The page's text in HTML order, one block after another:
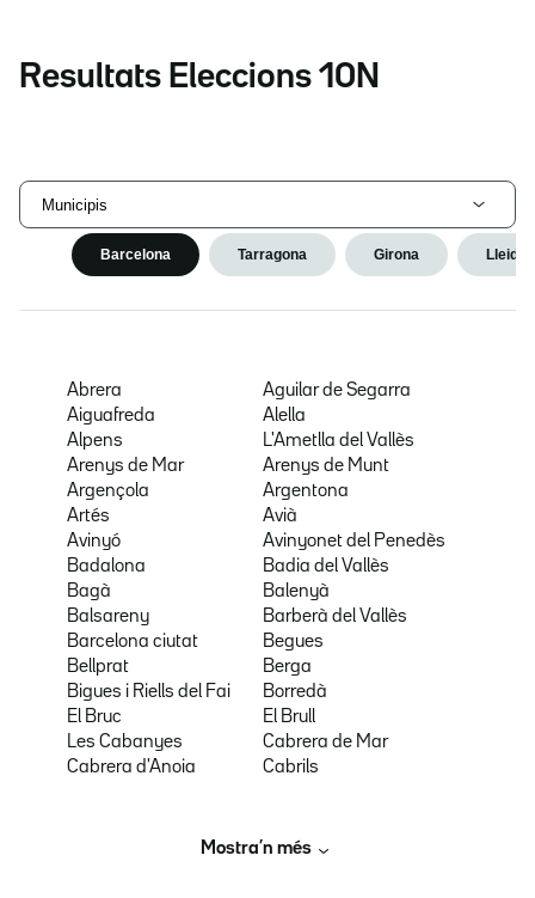
Resultats Eleccions 10N
Municipis
Barcelona Tarragona Girona Lleida
Abrera
Aguilar de Segarra
Aiguafreda
Alella
Alpens
L'Ametlla del Vallès
Arenys de Mar
Arenys de Munt
Argençola
Argentona
Artés
Avià
Avinyó
Avinyonet del Penedès
Badalona
Badia del Vallès
Bagà
Balenyà
Balsareny
Barberà del Vallès
Barcelona ciutat
Begues
Bellprat
Berga
Bigues i Riells del Fai
Borredà
El Bruc
El Brull
Les Cabanyes
Cabrera de Mar
Cabrera d'Anoia
Cabrils
Mostra’n més